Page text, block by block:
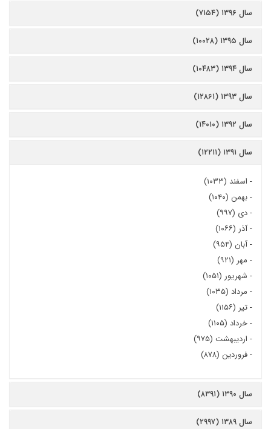
سال ۱۳۹۶ (۷۱۵۴)
سال ۱۳۹۵ (۱۰۰۲۸)
سال ۱۳۹۴ (۱۰۴۸۳)
سال ۱۳۹۳ (۱۲۸۶۱)
سال ۱۳۹۲ (۱۴۰۱۰)
سال ۱۳۹۱ (۱۲۲۱۱)
- اسفند (۱۰۳۳)
-بهمن (۱۰۴۰)
-دی (۹۹۷)
-آذر (۱۰۶۶)
-آبان (۹۵۴)
- مهر (۹۲۱)
- شهریور (۱۰۵۱)
- مرداد (۱۰۳۵)
-تیر (۱۱۵۶)
-خرداد (۱۱۰۵)
- اردیبهشت (۹۷۵)
-فروردین (۸۷۸)
سال ۱۳۹۰ (۸۳۹۱)
سال ۱۳۸۹ (۲۹۹۷)